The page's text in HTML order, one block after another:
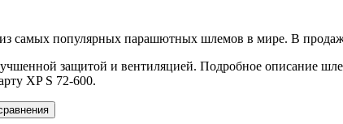
самых популярных парашютных шлемов в мире. В
защитой и вентиляцией. Подробное описание
XP S 72-600.